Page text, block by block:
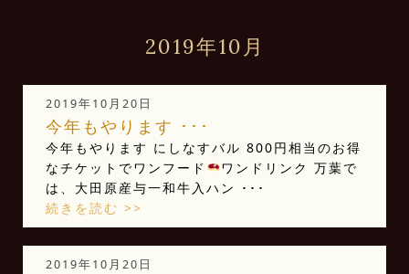
2019年10月
2019年10月20日
今年もやります️ ･･･
今年もやります にしなすバル 800円相当のお得
なチケットでワンフード
ワンドリンク 万葉で
は、大田原産与一和牛入ハン ･･･
続きを読む >>
2019年10月20日